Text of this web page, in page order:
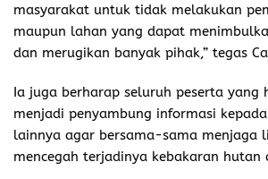
masyarakat untuk tidak melakukan
maupun lahan yang dapat
dan merugikan banyak pihak,” tegas
Ia juga berharap seluruh peserta yang
menjadi penyambung informasi
lainnya agar bersama-sama menjaga
mencegah terjadinya kebakaran hutan